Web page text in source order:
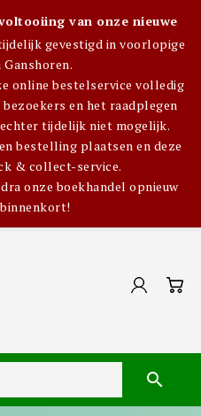
van onze nieuwe
gevestigd in voorlopige
online bestelservice volledig
en het raadplegen
tijdelijk niet mogelijk.
bestelling plaatsen en deze
& collect-service.
onze boekhandel opnieuw
